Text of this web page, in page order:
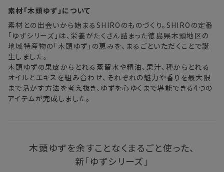
素材「木頭ゆず」について
素材との出会いから始まるSHIROのものづくり。SHIROの定番
「ゆずシリーズ」は、栄養がたくさん詰まった徳島県木頭地区の
地域特産物の「木頭ゆず」の恵みを、まるごといただくことで誕
生しました。
木頭ゆずの果皮からとれる蒸留水や精油、果汁、種からとれる
オイルとエキスを組み合わせ、それぞれの魅力や香りを最大限
まで活かす方法を考え抜き、ゆずを心ゆくまで堪能できる4つの
アイテムが完成しました。
木頭ゆずを余すことなくまるごと使った、
新「ゆずシリーズ」